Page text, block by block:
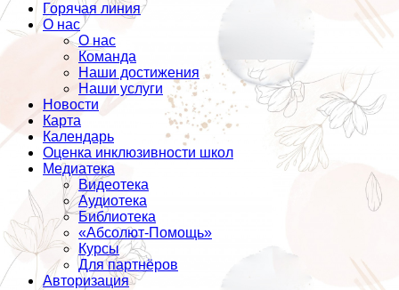
Горячая линия
О нас
О нас
Команда
Наши достижения
Наши услуги
Новости
Карта
Календарь
Оценка инклюзивности школ
Медиатека
Видеотека
Аудиотека
Библиотека
«Абсолют-Помощь»
Курсы
Для партнёров
Авторизация